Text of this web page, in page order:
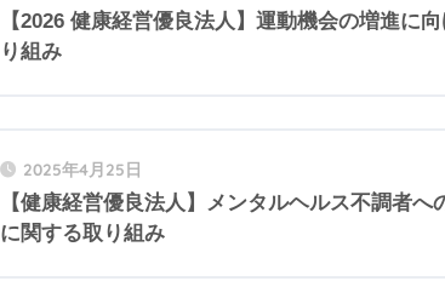
【2026 健康経営優良法人】運動機会の増進に
り組み
2025年4月25日
【健康経営優良法人】メンタルヘルス不調者へ
に関する取り組み